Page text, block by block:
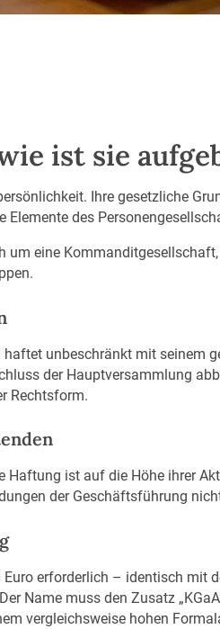
ist sie
Ihre gesetzliche
des
um eine
unbeschränkt mit seinem
der Hauptversammlung
Rechtsform.
ist auf die Höhe ihrer
der Geschäftsführung
erforderlich – identisch mit
Name muss den Zusatz
vergleichsweise hohen